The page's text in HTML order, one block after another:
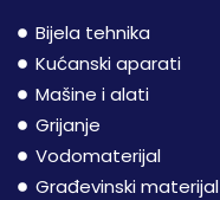
Bijela tehnika
Kućanski aparati
Mašine i alati
Grijanje
Vodomaterijal
Građevinski materijal